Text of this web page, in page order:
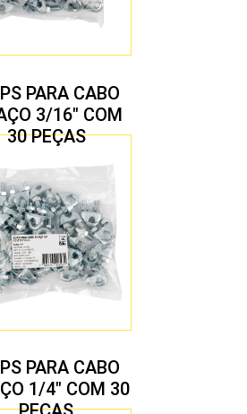
PARA CABO
3/16″ COM
30 PEÇAS
PARA CABO
1/4″ COM 30